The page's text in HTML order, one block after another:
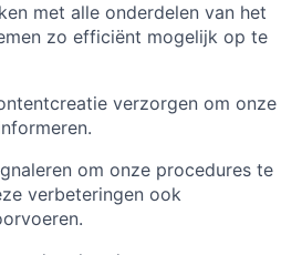
met alle onderdelen van het
zo efficiënt mogelijk op te
verzorgen om onze
om onze procedures te
verbeteringen ook